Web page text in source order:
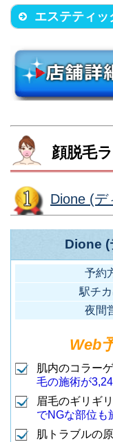
10 池袋東口店
11 池袋西口店
12
池袋サンシャ
ン通り店（旧
セントラル池
13 高田馬場店
6 目黒店
8 原宿店
エステティ
1 新宿南口店
新宿東口店
3 渋谷店
顔脱毛
Dione (デ
Dione (
予約
駅チ
夜間
Web
肌内のコラー
毛の施術が
眉毛のギリギ
でNGな部位も
肌トラブルの